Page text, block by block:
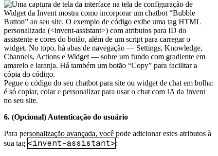
Pegue o código do seu chatbot para site ou widget de chat em bolha:
é só copiar, colar e personalizar para usar o chat com IA da Invent
no seu site.
6. (Opcional) Autenticação do usuário
Para personalização avançada, você pode adicionar estes atributos à
sua tag <invent-assistant>: